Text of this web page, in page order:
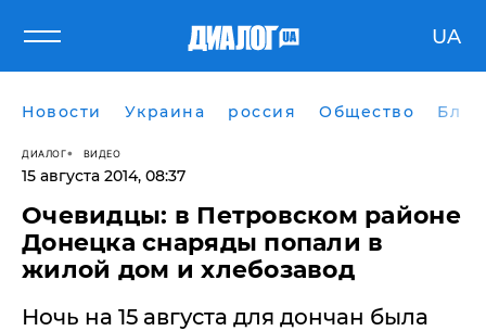
UA
Новости Украина россия Общество
ДИАЛОГ ВИДЕО
15 августа 2014, 08:37
Очевидцы: в Петровском районе
Донецка снаряды попали в
жилой дом и хлебозавод
Ночь на 15 августа для дончан была